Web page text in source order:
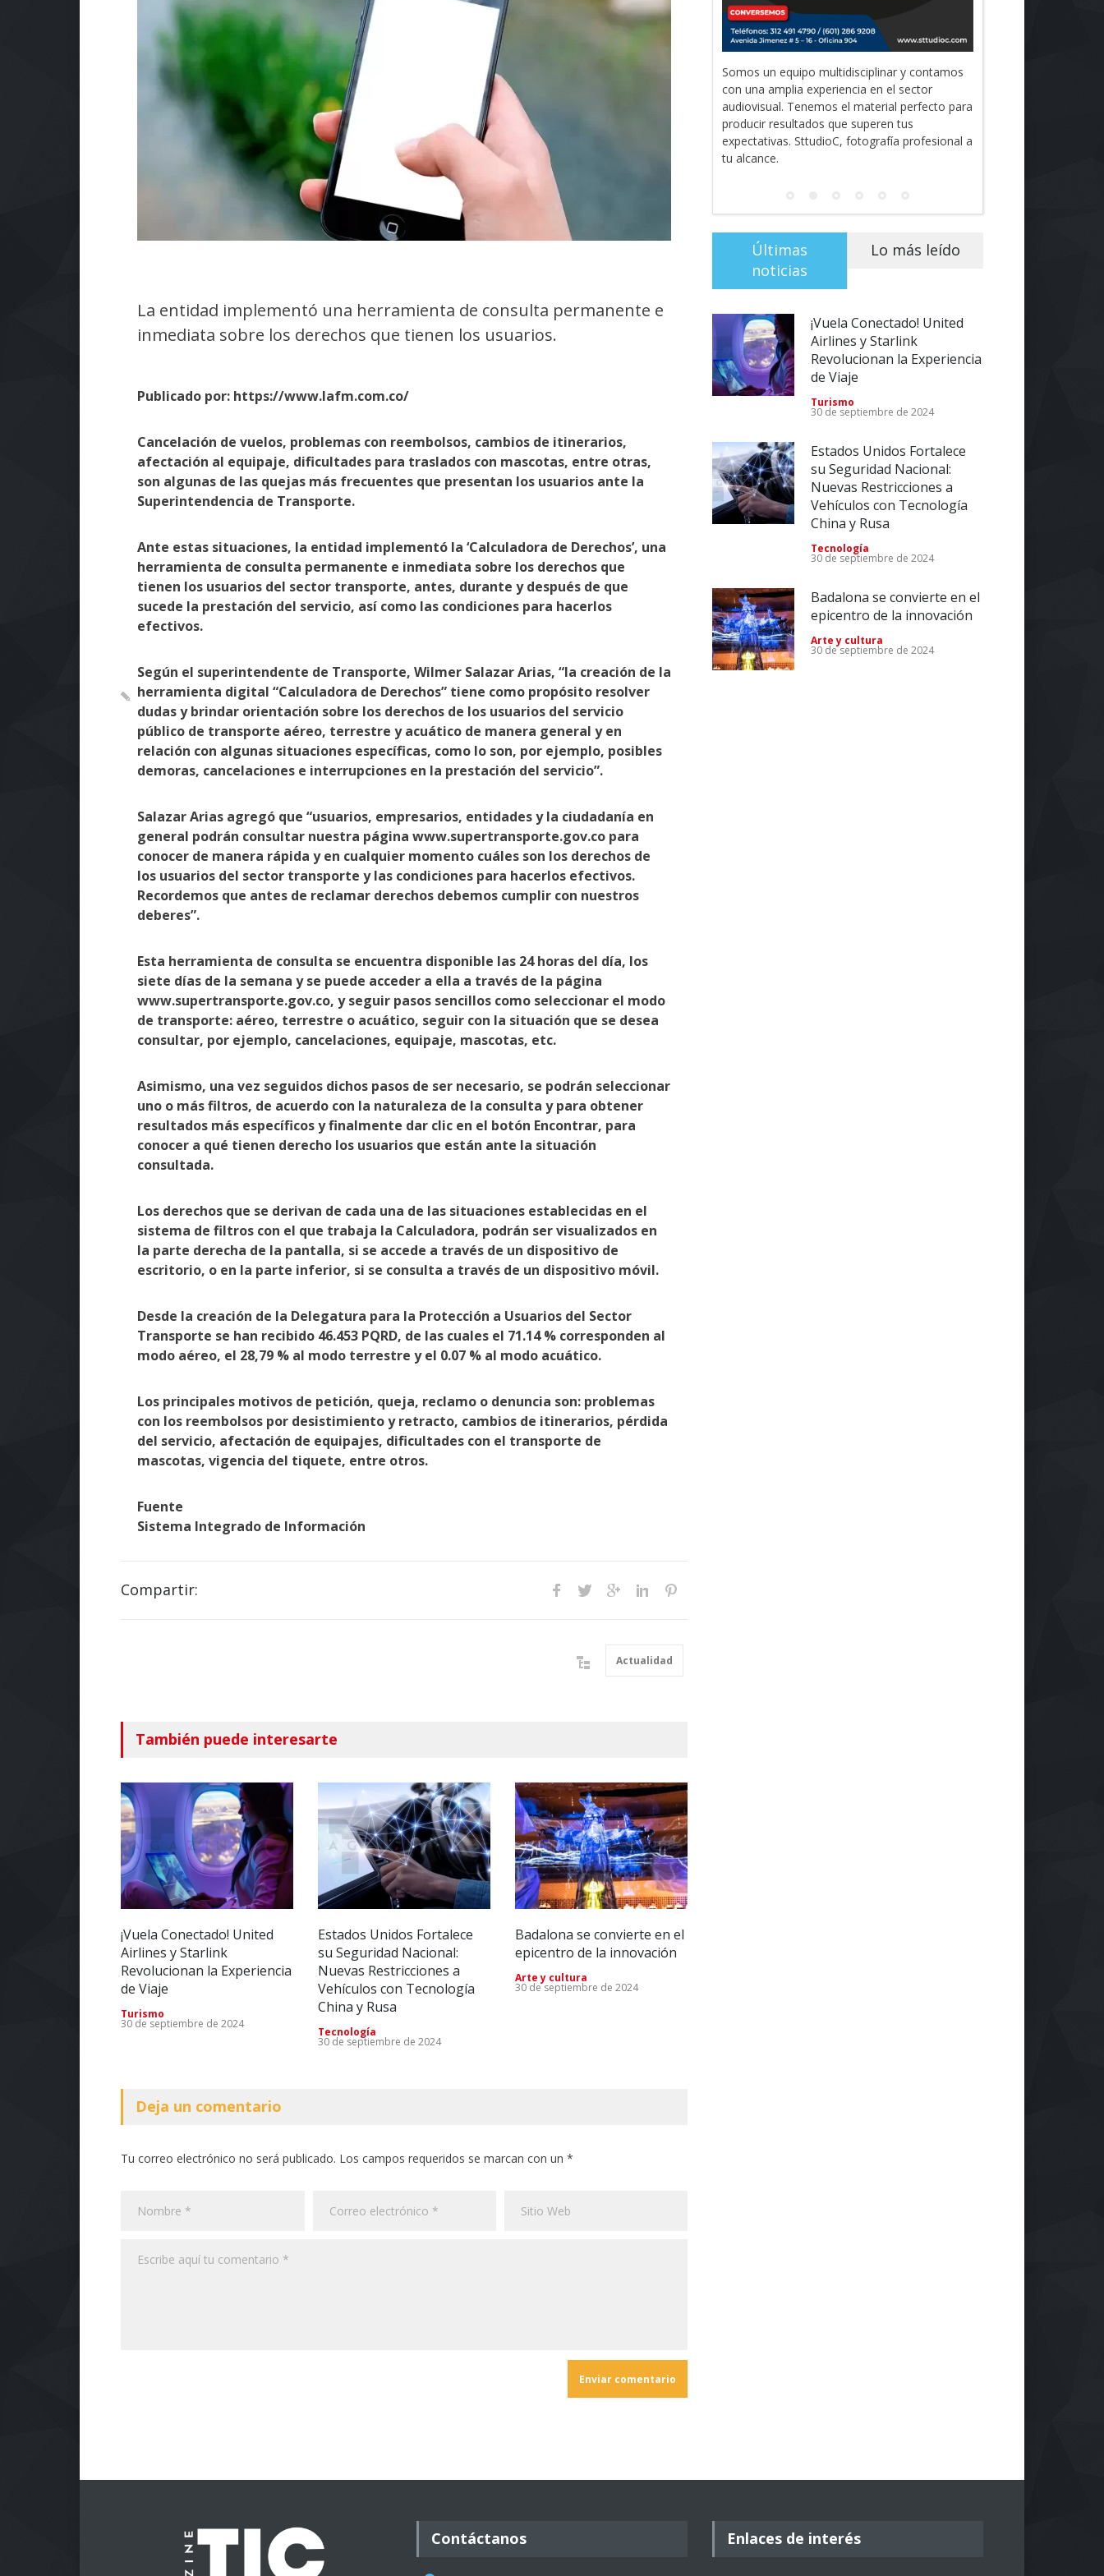
La entidad implementó una herramienta de consulta permanente e
inmediata sobre los derechos que tienen los usuarios.
Publicado por: https://www.lafm.com.co/
Cancelación de vuelos, problemas con reembolsos, cambios de itinerarios,
afectación al equipaje, dificultades para traslados con mascotas, entre otras,
son algunas de las quejas más frecuentes que presentan los usuarios ante la
Superintendencia de Transporte.
Ante estas situaciones, la entidad implementó la ‘Calculadora de Derechos’, una
herramienta de consulta permanente e inmediata sobre los derechos que
tienen los usuarios del sector transporte, antes, durante y después de que
sucede la prestación del servicio, así como las condiciones para hacerlos
efectivos.
Según el superintendente de Transporte, Wilmer Salazar Arias, “la creación de la
herramienta digital “Calculadora de Derechos” tiene como propósito resolver
dudas y brindar orientación sobre los derechos de los usuarios del servicio
público de transporte aéreo, terrestre y acuático de manera general y en
relación con algunas situaciones específicas, como lo son, por ejemplo, posibles
demoras, cancelaciones e interrupciones en la prestación del servicio”.
Salazar Arias agregó que “usuarios, empresarios, entidades y la ciudadanía en
general podrán consultar nuestra página www.supertransporte.gov.co para
conocer de manera rápida y en cualquier momento cuáles son los derechos de
los usuarios del sector transporte y las condiciones para hacerlos efectivos.
Recordemos que antes de reclamar derechos debemos cumplir con nuestros
deberes”.
Esta herramienta de consulta se encuentra disponible las 24 horas del día, los
siete días de la semana y se puede acceder a ella a través de la página
www.supertransporte.gov.co, y seguir pasos sencillos como seleccionar el modo
de transporte: aéreo, terrestre o acuático, seguir con la situación que se desea
consultar, por ejemplo, cancelaciones, equipaje, mascotas, etc.
Asimismo, una vez seguidos dichos pasos de ser necesario, se podrán seleccionar
uno o más filtros, de acuerdo con la naturaleza de la consulta y para obtener
resultados más específicos y finalmente dar clic en el botón Encontrar, para
conocer a qué tienen derecho los usuarios que están ante la situación
consultada.
Los derechos que se derivan de cada una de las situaciones establecidas en el
sistema de filtros con el que trabaja la Calculadora, podrán ser visualizados en
la parte derecha de la pantalla, si se accede a través de un dispositivo de
escritorio, o en la parte inferior, si se consulta a través de un dispositivo móvil.
Desde la creación de la Delegatura para la Protección a Usuarios del Sector
Transporte se han recibido 46.453 PQRD, de las cuales el 71.14 % corresponden al
modo aéreo, el 28,79 % al modo terrestre y el 0.07 % al modo acuático.
Los principales motivos de petición, queja, reclamo o denuncia son: problemas
con los reembolsos por desistimiento y retracto, cambios de itinerarios, pérdida
del servicio, afectación de equipajes, dificultades con el transporte de
mascotas, vigencia del tiquete, entre otros.
Fuente
Sistema Integrado de Información
Compartir:
Actualidad
También puede interesarte
¡Vuela Conectado! United
Airlines y Starlink
Revolucionan la Experiencia
de Viaje
Turismo
30 de septiembre de 2024
Estados Unidos Fortalece
su Seguridad Nacional:
Nuevas Restricciones a
Vehículos con Tecnología
China y Rusa
Tecnología
30 de septiembre de 2024
Badalona se convierte en el
epicentro de la innovación
Arte y cultura
30 de septiembre de 2024
Deja un comentario
Tu correo electrónico no será publicado. Los campos requeridos se marcan con un *
Somos un equipo multidisciplinar y contamos
con una amplia experiencia en el sector
audiovisual. Tenemos el material perfecto para
producir resultados que superen tus
expectativas. SttudioC, fotografía profesional a
tu alcance.
Últimas
noticias
Lo más leído
¡Vuela Conectado! United
Airlines y Starlink
Revolucionan la Experiencia
de Viaje
Turismo
30 de septiembre de 2024
Estados Unidos Fortalece
su Seguridad Nacional:
Nuevas Restricciones a
Vehículos con Tecnología
China y Rusa
Tecnología
30 de septiembre de 2024
Badalona se convierte en el
epicentro de la innovación
Arte y cultura
30 de septiembre de 2024
Contáctanos Enlaces de interés